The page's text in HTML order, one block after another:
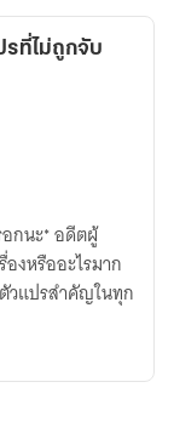
ที่ไม่ถูกจับ
อกนะ* อดีตผู้
งหรืออะไรมาก
วแปรสำคัญในทุก